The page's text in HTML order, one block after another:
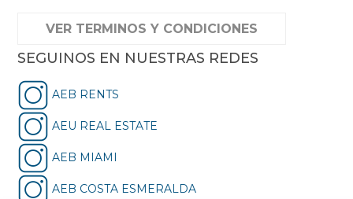
VER TERMINOS Y CONDICIONES
SEGUINOS EN NUESTRAS REDES
AEB RENTS
AEU REAL ESTATE
AEB MIAMI
AEB COSTA ESMERALDA